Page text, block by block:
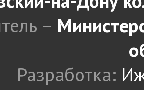
–
Разработка: